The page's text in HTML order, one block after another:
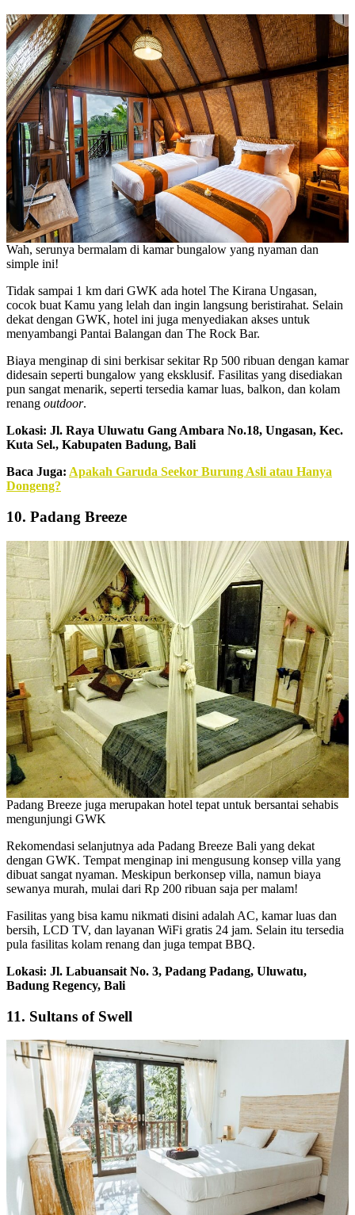
Wah, serunya bermalam di kamar bungalow yang nyaman dan
simple ini!
Tidak sampai 1 km dari GWK ada hotel The Kirana Ungasan,
cocok buat Kamu yang lelah dan ingin langsung beristirahat. Selain
dekat dengan GWK, hotel ini juga menyediakan akses untuk
menyambangi Pantai Balangan dan The Rock Bar.
Biaya menginap di sini berkisar sekitar Rp 500 ribuan dengan kamar
didesain seperti bungalow yang eksklusif. Fasilitas yang disediakan
pun sangat menarik, seperti tersedia kamar luas, balkon, dan kolam
renang outdoor.
Lokasi: Jl. Raya Uluwatu Gang Ambara No.18, Ungasan, Kec.
Kuta Sel., Kabupaten Badung, Bali
Baca Juga: Apakah Garuda Seekor Burung Asli atau Hanya
Dongeng?
10. Padang Breeze
Padang Breeze juga merupakan hotel tepat untuk bersantai sehabis
mengunjungi GWK
Rekomendasi selanjutnya ada Padang Breeze Bali yang dekat
dengan GWK. Tempat menginap ini mengusung konsep villa yang
dibuat sangat nyaman. Meskipun berkonsep villa, namun biaya
sewanya murah, mulai dari Rp 200 ribuan saja per malam!
Fasilitas yang bisa kamu nikmati disini adalah AC, kamar luas dan
bersih, LCD TV, dan layanan WiFi gratis 24 jam. Selain itu tersedia
pula fasilitas kolam renang dan juga tempat BBQ.
Lokasi: Jl. Labuansait No. 3, Padang Padang, Uluwatu,
Badung Regency, Bali
11. Sultans of Swell